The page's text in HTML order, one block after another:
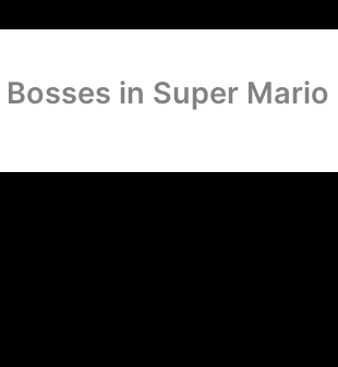
in Super Mario